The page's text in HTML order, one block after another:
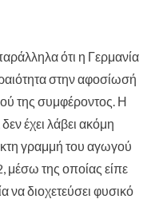
ότι η Γερμανία
στην αφοσίωσή
της συμφέροντος. Η
έχει λάβει ακόμη
γραμμή του αγωγού
μέσω της οποίας είπε
να διοχετεύσει φυσικό